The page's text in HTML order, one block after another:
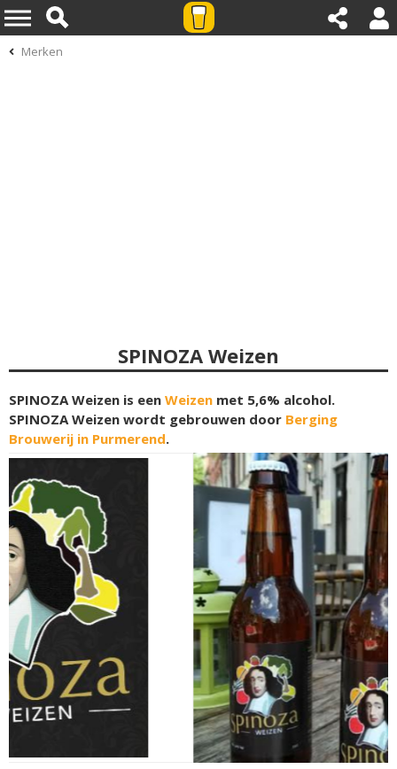
Merken
SPINOZA Weizen
SPINOZA Weizen is een Weizen met 5,6% alcohol.
SPINOZA Weizen wordt gebrouwen door Berging
Brouwerij in Purmerend.